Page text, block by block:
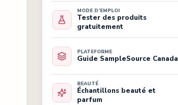
MODE D’EMPLOI
Tester des produits
gratuitement
PLATEFORME
Guide SampleSource Canada
BEAUTÉ
Échantillons beauté et
parfum